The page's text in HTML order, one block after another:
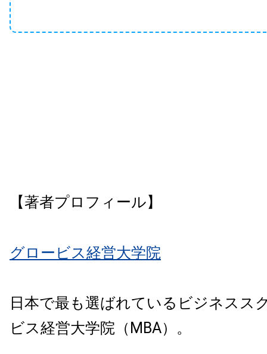
【著者プロフィール】
グロービス経営大学院
日本で最も選ばれているビジネスス
ビス経営大学院（MBA）。